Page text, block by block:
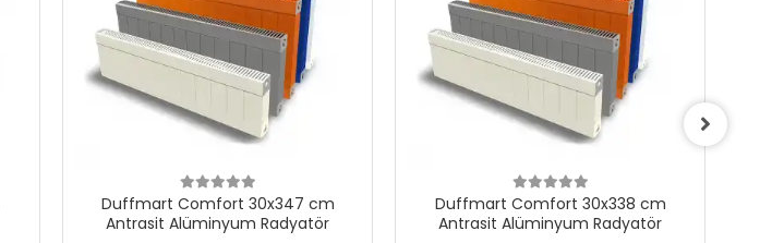
Duffmart Comfort 30x347 cm
Antrasit Alüminyum Radyatör
Duffmart Comfort 30x338 cm
Antrasit Alüminyum Radyatör